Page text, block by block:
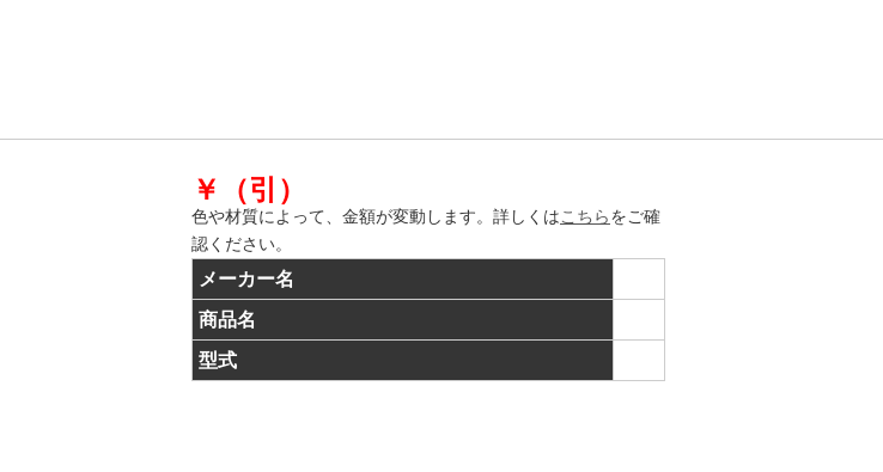
￥（引）
色や材質によって、金額が変動します。詳しくはこちら をご確
認ください。
メーカー名
商品名
型式